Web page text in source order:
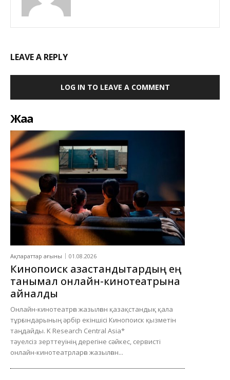
LEAVE A REPLY
LOG IN TO LEAVE A COMMENT
Жаңа
Ақпараттар ағыны 01.08.2026
Кинопоиск қазақстандықтардың ең
танымал онлайн-кинотеатрына
айналды
Онлайн-кинотеатрға жазылған қазақстандық қала
тұрғындарының әрбір екіншісі Кинопоиск қызметін
таңдайды. K Research Central Asia*
тәуелсіз зерттеуінің дерегіне сәйкес, сервисті
онлайн-кинотеатрларға жазылған...